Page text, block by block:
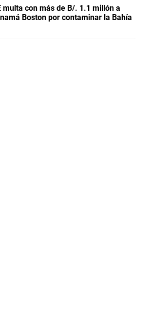
multa con más de B/. 1.1 millón a
Boston por contaminar la Bahía